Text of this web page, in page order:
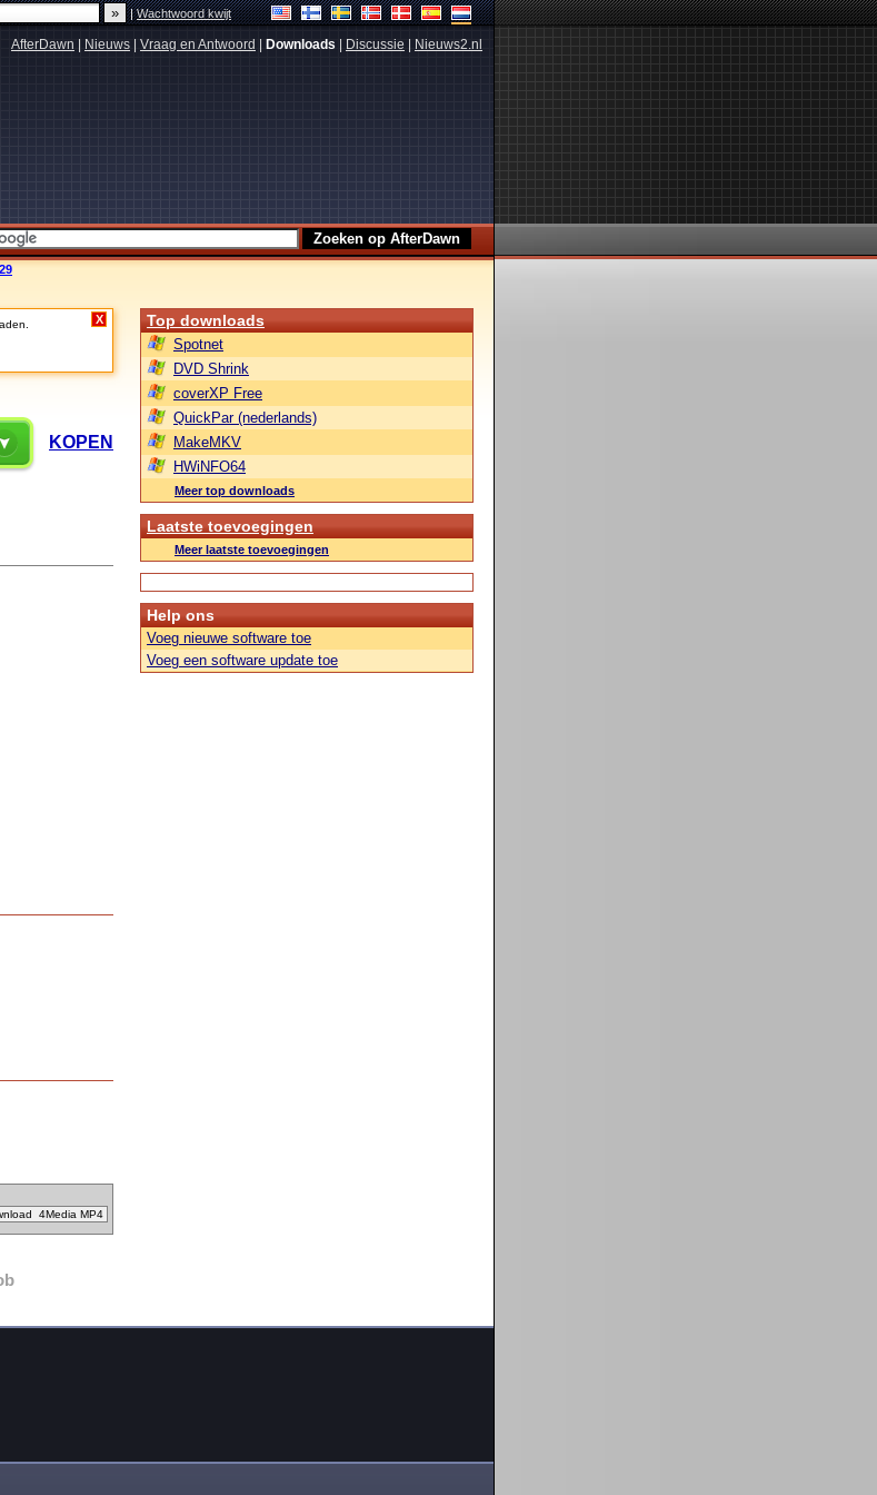
|Wachtwoord kwijt
AfterDawn Nieuws Vraag en Antwoord Downloads Discussie Nieuws2.nl
X
KOPEN
Top downloads
Spotnet
DVD Shrink
coverXP Free
QuickPar (nederlands)
MakeMKV
HWiNFO64
Meer top downloads
Laatste toevoegingen
Meer laatste toevoegingen
Help ons
Voeg nieuwe software toe
Voeg een software update toe